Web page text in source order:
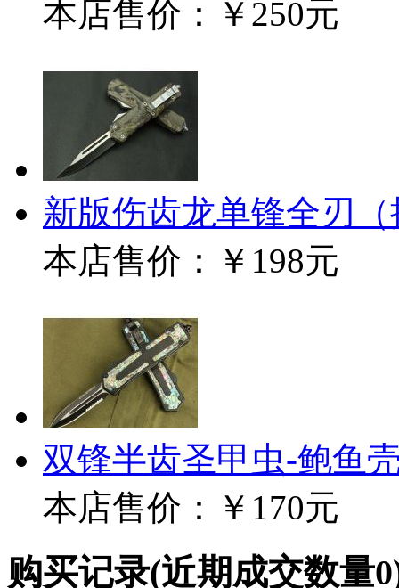
本店售价：
￥250元
新版伤齿龙单锋全刃
本店售价：
￥198元
双锋半齿圣甲虫-鲍鱼
本店售价：
￥170元
购买记录(近期成交数量0